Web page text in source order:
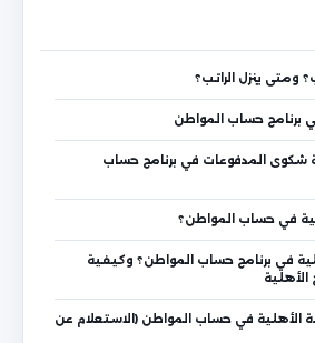
ومتى ينزل الراتب؟
برنامج حساب المواطن
شكوى المدفوعات في برنامج حساب
في حساب المواطن؟
في برنامج حساب المواطن؟ وكيفية
الأهلية
الأهلية في حساب المواطن (الاستعلام عن